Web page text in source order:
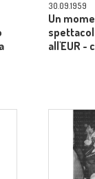
30.09.1959
Un
all'EUR -